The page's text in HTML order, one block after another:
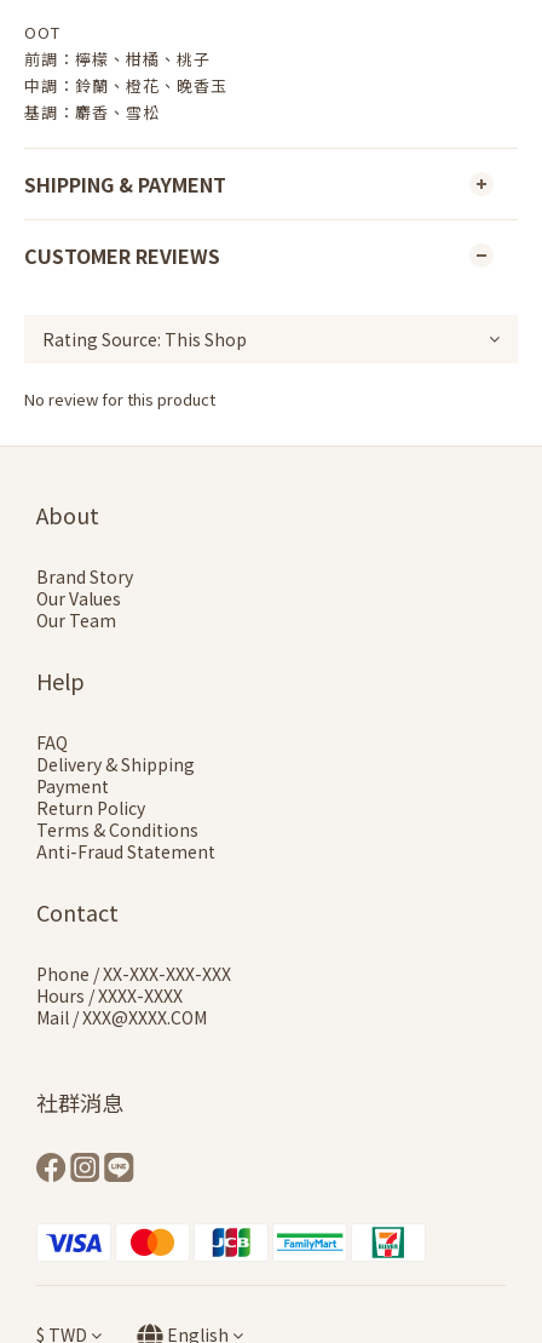
OOT
前調：檸檬、柑橘、桃子
中調：鈴蘭、橙花、晚香玉
基調：麝香、雪松
SHIPPING & PAYMENT
CUSTOMER REVIEWS
No review for this product
About
Brand Story
Our Values
Our Team
Help
FAQ
Delivery & Shipping
Payment
Return Policy
Terms & Conditions
Anti-Fraud Statement
Contact
Phone / XX-XXX-XXX-XXX
Hours / XXXX-XXXX
Mail / XXX@XXXX.COM
社群消息
$ TWD English